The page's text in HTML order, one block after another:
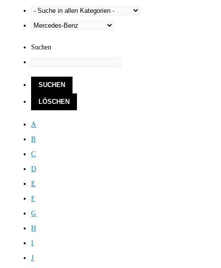
Suchen
A
B
C
D
E
F
G
H
I
J